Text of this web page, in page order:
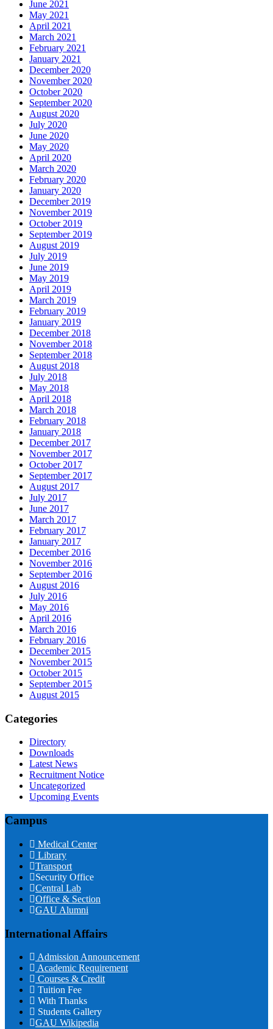
June 2021
May 2021
April 2021
March 2021
February 2021
January 2021
December 2020
November 2020
October 2020
September 2020
August 2020
July 2020
June 2020
May 2020
April 2020
March 2020
February 2020
January 2020
December 2019
November 2019
October 2019
September 2019
August 2019
July 2019
June 2019
May 2019
April 2019
March 2019
February 2019
January 2019
December 2018
November 2018
September 2018
August 2018
July 2018
May 2018
April 2018
March 2018
February 2018
January 2018
December 2017
November 2017
October 2017
September 2017
August 2017
July 2017
June 2017
March 2017
February 2017
January 2017
December 2016
November 2016
September 2016
August 2016
July 2016
May 2016
April 2016
March 2016
February 2016
December 2015
November 2015
October 2015
September 2015
August 2015
Categories
Directory
Downloads
Latest News
Recruitment Notice
Uncategorized
Upcoming Events
Campus
Medical Center
Library
Transport
Security Office
Central Lab
Office & Section
GAU Alumni
International Affairs
Admission Announcement
Academic Requirement
Courses & Credit
Tuition Fee
With Thanks
Students Gallery
GAU Wikipedia